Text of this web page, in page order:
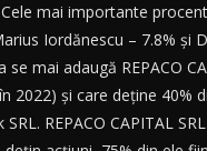
mai importante
Iordănescu – 7.8% și
se mai adaugă REPACO
2022) și care deține 40%
SRL. REPACO CAPITAL